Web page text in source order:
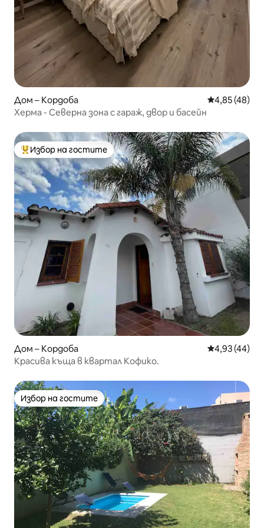
Дом – Кордоба Средна
4,85 (48)
Херма - Северна зона с гараж, двор и басейн
Най-популярен избор на гостите
Избор на гостите
Дом – Кордоба Средна
4,93 (44)
Красива къща в квартал Кофико.
Избор на гостите
Избор на гостите